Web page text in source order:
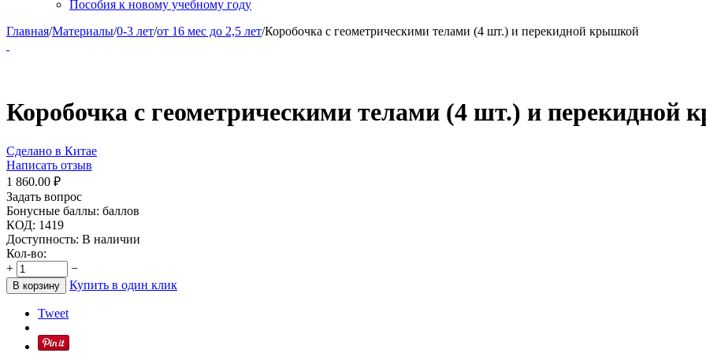
Пособия к новому учебному году
Главная/Материалы/0-3 лет/от 16 мес до 2,5 лет/Коробочка с геометрическими телами (4 шт.) и перекидной крышкой
Коробочка с геометрическими телами (4 шт.) и перекидной
Сделано в Китае
Написать отзыв
1 860.00 ₽
Задать вопрос
Бонусные баллы: баллов
КОД: 1419
Доступность: В наличии
Кол-во:
+
−
В корзину Купить в один клик
Tweet